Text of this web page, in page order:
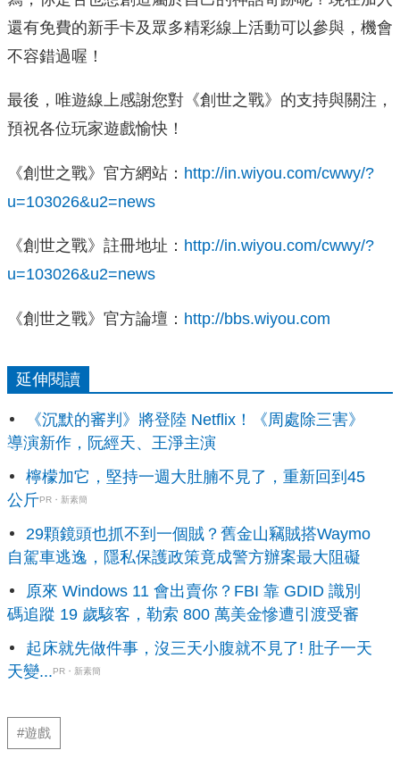
還有免費的新手卡及眾多精彩線上活動可以參與，機會
不容錯過喔！
最後，唯遊線上感謝您對《創世之戰》的支持與關注，
預祝各位玩家遊戲愉快！
《創世之戰》官方網站： http://in.wiyou.com/cwwy/?
u=103026&u2=news
《創世之戰》註冊地址： http://in.wiyou.com/cwwy/?
u=103026&u2=news
《創世之戰》官方論壇： http://bbs.wiyou.com
延伸閱讀
《沉默的審判》將登陸 Netflix！《周處除三害》
導演新作，阮經天、王淨主演
檸檬加它，堅持一週大肚腩不見了，重新回到45
公斤PR・新素簡
29顆鏡頭也抓不到一個賊？舊金山竊賊搭Waymo
自駕車逃逸，隱私保護政策竟成警方辦案最大阻礙
原來 Windows 11 會出賣你？FBI 靠 GDID 識別
碼追蹤 19 歲駭客，勒索 800 萬美金慘遭引渡受審
起床就先做件事，沒三天小腹就不見了! 肚子一天
天變...PR・新素簡
#遊戲